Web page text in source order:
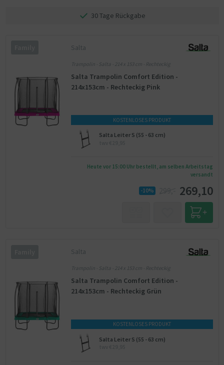
30 Tage Rückgabe
Salta
Trampolin - Salta - 214 x 153 cm - Rechteckig
Salta Trampolin Comfort Edition -
214x153cm - Rechteckig Pink
KOSTENLOSES PRODUKT
Salta Leiter S (55 - 63 cm)
Heute vor 15:00 Uhr bestellt, am selben Arbeitstag
versandt
-10% 269,10
Salta
Trampolin - Salta - 214 x 153 cm - Rechteckig
Salta Trampolin Comfort Edition -
214x153cm - Rechteckig Grün
KOSTENLOSES PRODUKT
Salta Leiter S (55 - 63 cm)